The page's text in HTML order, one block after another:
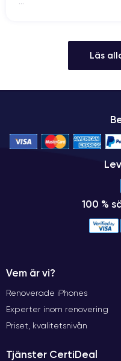
Läs
100 %
Vem är vi?
Renoverade iPhones
Experter inom renovering
Priset, kvalitetsnivån
Tjänster CertiDeal